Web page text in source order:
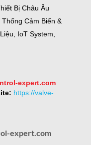
Bị Châu Âu
Cảm Biến &
IoT System,
expert.com
https://valve-
expert.com